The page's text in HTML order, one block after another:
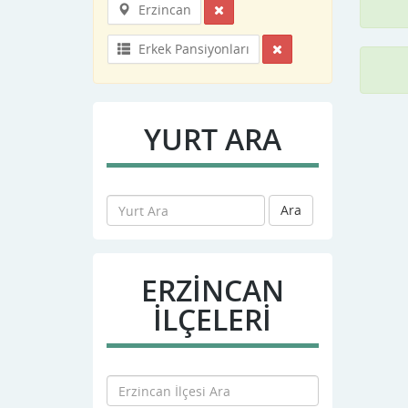
Erzincan
Erkek Pansiyonları
YURT ARA
Ara
ERZINCAN
İLÇELERİ